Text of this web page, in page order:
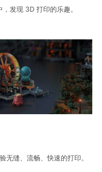
发现 3D 打印的乐趣。
缝、流畅、快速的打印。